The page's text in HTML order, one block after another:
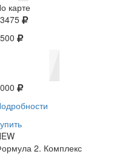
карте
2. Комплекс